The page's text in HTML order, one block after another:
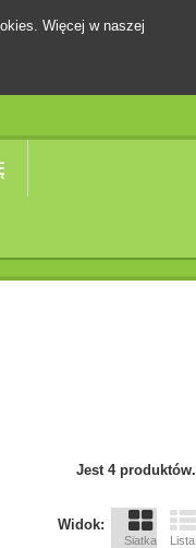
Więcej w naszej
Jest 4 produktów.
Widok:
Siatka Lista